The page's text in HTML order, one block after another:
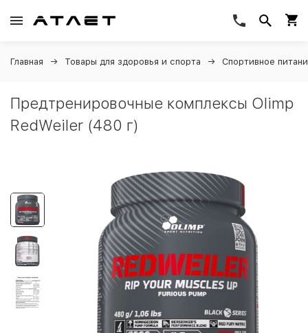
Главная Товары для здоровья и спорта Спортивное
Предтренировочные комплексы Olimp
RedWeiler (480 г)